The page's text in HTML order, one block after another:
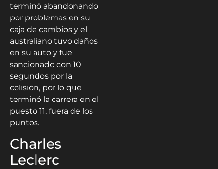
terminó abandonando
por problemas en su
caja de cambios y el
australiano tuvo daños
en su auto y fue
sancionado con 10
segundos por la
colisión, por lo que
terminó la carrera en el
puesto 11, fuera de los
puntos.
Charles
Leclerc